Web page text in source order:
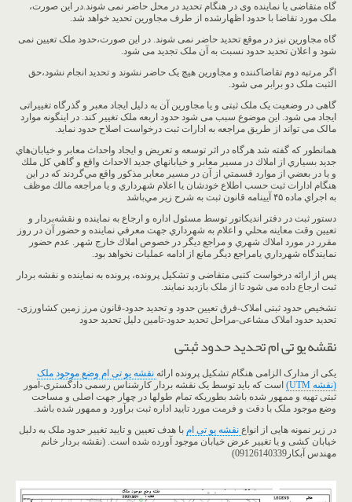
گاه متقاضی یا نماینده وی در هنگام تحدید در محل حاضر نمی شوند.در این صورت،
ملک مورد تقاضا با حدود اظهارشده از طرف مجاورین تحدید خواهد شد.
گاه مجاورین نیز در موقع تحدید حاضر نمی شوند. در این صورت،حدود ملک تعیین نمی
شود و اعلان تحدید حدود نسبت به آن ملک تجدید می شود.
اگر مرتبه دوم تقاضاکننده و مجاورین هیچ یک حاضر نشوند و تحدید انجام نشود،حق
الثبت ملک دو برابر می شود.
گاهی در وضعیت یک ملک ثبتی و یا مجاورین آن به دلیل ایجاد معبر و گذرگاه تغییراتی
ایجاد می شود. این موضوع سبب می شود حدود اربعه ملک تغییر کند. در اینگونه موارد
مالک می تواند از طریق مراجعه به ادارات ثبت درخواست اصلاح حدود نماید.
همانطور که گفته شد هرگاه در اثر توسعه و تعريض و ايجاد واحداث معابر و خيابان‌هاي
جديد بسياري از املاك در مسير معابر و خيابانهاي جديد الاحداث واقع و گاهي كل ملك
و يا در بعضي از موارد قسمتي از آن در مسير معابر مذكور واقع مي‌گردند كه در اين
هنگام ادارات ثبت حسب اطلاع خودشان يا اعلام شهرداري و يا مراجعه مالك موظف
به اجراي ماده ۴۵ آيينامه قانون ثبت به شرح زير مي‌باشد
دستور ثبت در دفتر انديكاتور توسط مسئول اداره و ارجاع به نماينده و نقشه‌بردار و
تعيين وقت معاينه محلي و اعلام به شهرداري جهت معرفي نماينده و حضور آن در روز
مقرر در مورد املاك شهري و مراجع ديگر در خصوص املاك خارج شهر. عدم حضور
نمايندگاه شهرداري يامراجع ديگر مانع از ادامه عمليات نخواهد بود.
پس از ارائه درخواست کتبی متقاضی و تشکیل پرونده، پرونده به نماینده و نقشه بردار
ثبت ارجاع داده می شود تا از ملک بازدید نمایند.
تشخیص حدود ثبتی املاک-فرق تعیین حدود و تحدید حدود-قانون مرز زمین کشاورزی-
تحدید حدود املاک مشاعی-مراحل تحدید حدود-تامین دلیل تحدید حدود
نقشه یو تی ام تحدید حدود ثبتی
یکی از مدارک الزامی هنگام تشکیل پرونده ارائه نقشه یو تی ام وضع موجود ملک
(نقشه UTM)
است که باید توسط یک نقشه بردار کارشناس رسمی دادگستری-امور
ثبتی تهیه و ممهور شده باشد بطوریکه تمام طولها در چهار جهت اصلی و مساحت
وضع موجود ملک با دقت و فرمت مورد تایید اداره ثبت برآورد و ممهور شده باشد.
در زیر نمونه هایی از انواع نقشه یو تی ام با هدف تعیین و تایید تغییر حدود ملک به دلیل
خیابان کشی و یا تغییر عرض خیابان موجود آورده شده است. (نقشه بردار خانم
مهندس آبکار09126140339)